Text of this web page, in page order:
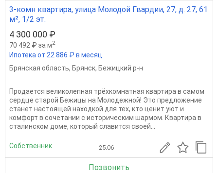
3-комн квартира, улица Молодой Гвардии, 27, д. 27, 61
м², 1/2 эт.
4 300 000 ₽
70 492 ₽ за м2
Ипотека от 22 886 ₽ в месяц
Брянская область, Брянск, Бежицкий р-н
Продается великолепная трёхкомнатная квартира в самом
сердце старой Бежицы на Молодежной! Это предложение
станет настоящей находкой для тех, кто ценит уют и
комфорт в сочетании с историческим шармом. Квартира в
сталинском доме, который славится своей...
Собственник 25.06
Позвонить